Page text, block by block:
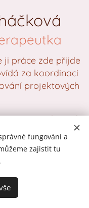
ji práce zde přijde
za koordinaci
projektových
v neziskových
roky pracovala
domácím
podílí na rozvoji
a zapojila se
druhu
fungování a
zajistit tu